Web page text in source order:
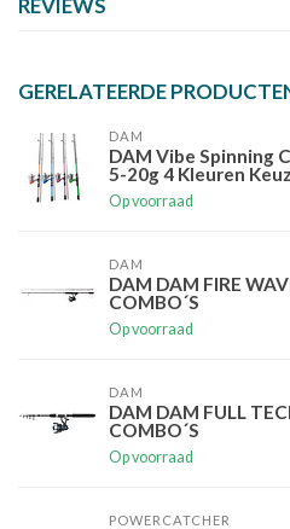
REVIEWS
GERELATEERDE
DAM
DAM Vibe Spinning
5-20g 4 Kleuren
Op voorraad
DAM
DAM DAM FIRE
COMBO´S
Op voorraad
DAM
DAM DAM FULL
COMBO´S
Op voorraad
POWERCATCHER